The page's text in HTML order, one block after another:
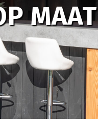
MAAT